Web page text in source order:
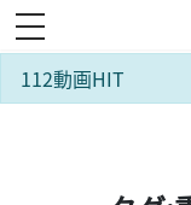
toggle navigation
112動画HIT